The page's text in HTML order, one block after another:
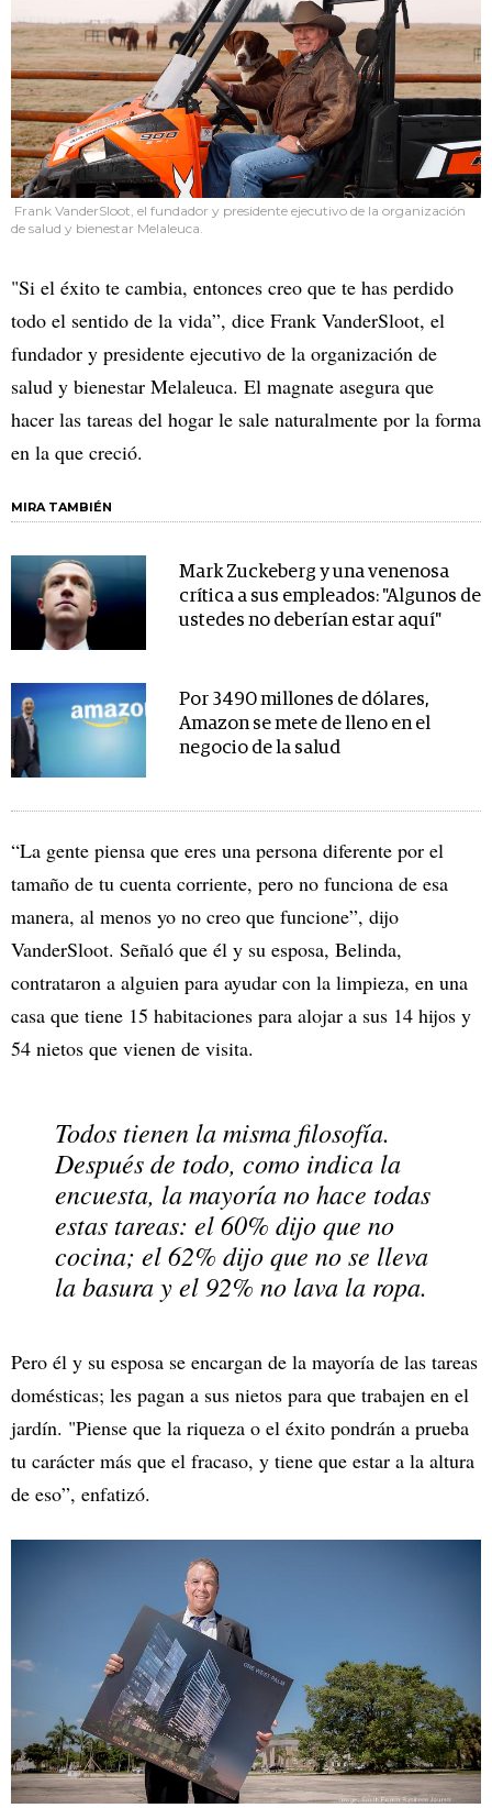
Frank VanderSloot, el fundador y presidente ejecutivo de la organización
de salud y bienestar Melaleuca.
"Si el éxito te cambia, entonces creo que te has perdido
todo el sentido de la vida”, dice Frank VanderSloot, el
fundador y presidente ejecutivo de la organización de
salud y bienestar Melaleuca. El magnate asegura que
hacer las tareas del hogar le sale naturalmente por la forma
en la que creció.
MIRA TAMBIÉN
Mark Zuckeberg y una venenosa
crítica a sus empleados: "Algunos de
ustedes no deberían estar aquí"
Por 3490 millones de dólares,
Amazon se mete de lleno en el
negocio de la salud
“La gente piensa que eres una persona diferente por el
tamaño de tu cuenta corriente, pero no funciona de esa
manera, al menos yo no creo que funcione”, dijo
VanderSloot. Señaló que él y su esposa, Belinda,
contrataron a alguien para ayudar con la limpieza, en una
casa que tiene 15 habitaciones para alojar a sus 14 hijos y
54 nietos que vienen de visita.
Todos tienen la misma filosofía.
Después de todo, como indica la
encuesta, la mayoría no hace todas
estas tareas: el 60% dijo que no
cocina; el 62% dijo que no se lleva
la basura y el 92% no lava la ropa.
Pero él y su esposa se encargan de la mayoría de las tareas
domésticas; les pagan a sus nietos para que trabajen en el
jardín. "Piense que la riqueza o el éxito pondrán a prueba
tu carácter más que el fracaso, y tiene que estar a la altura
de eso”, enfatizó.